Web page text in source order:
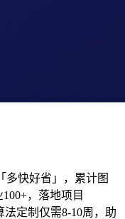
多快好省」，累计图
，落地项目
法定制仅需8-10周，助